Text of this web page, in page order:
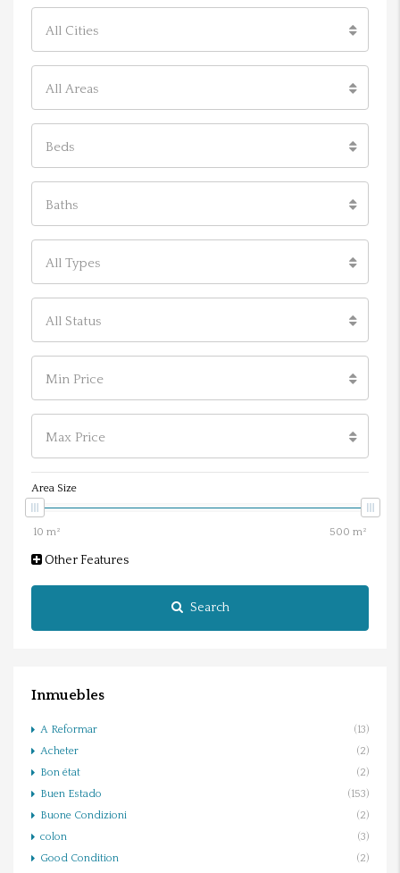
All Cities
All Areas
Beds
Baths
All Types
All Status
Min Price
Max Price
Area Size
Other Features
Search
Inmuebles
A Reformar
(13)
Acheter
(2)
Bon état
(2)
Buen Estado
(153)
Buone Condizioni
(2)
colon
(3)
Good Condition
(2)